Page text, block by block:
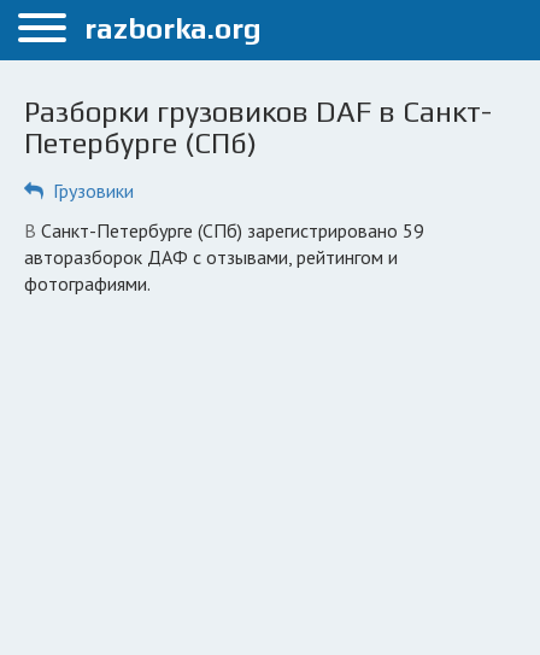
Меню
Санкт-Петербург
Каталог разборок
Автосервисы
Разборки грузовиков DAF в Санкт-
Петербурге (СПб)
Грузовики
в Санкт-Петербурге (СПб) зарегистрировано 59
авторазборок ДАФ с отзывами, рейтингом и
фотографиями.
razborka.org